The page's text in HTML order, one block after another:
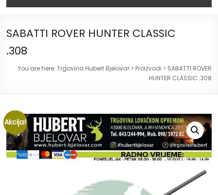
SABATTI ROVER HUNTER CLASSIC
.308
You are here: Trgovina Hubert Bjelovar> Proizvodi > SABATTI ROVER
HUNTER CLASSIC .308
Akcija!